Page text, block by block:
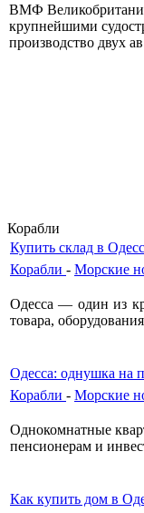
ВМФ
крупнейшими
производство двух
Корабли
Купить склад в
Корабли - Морские
Одесса — один из
товара,
Одесса: однушка на
Корабли - Морские
Однокомнатные
пенсионерам и
Как купить дом в